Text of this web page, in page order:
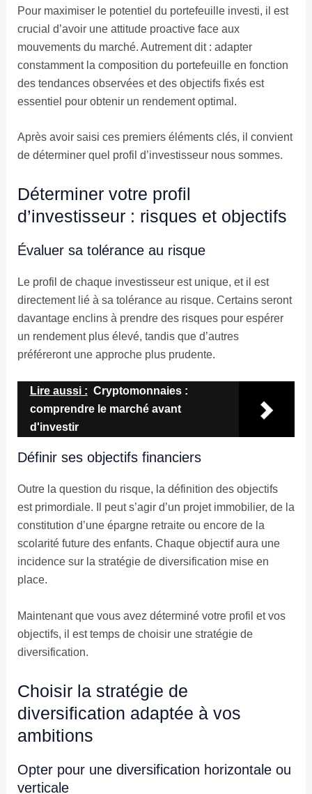
Pour maximiser le potentiel du portefeuille investi, il est
crucial d’avoir une attitude proactive face aux
mouvements du marché. Autrement dit : adapter
constamment la composition du portefeuille en fonction
des tendances observées et des objectifs fixés est
essentiel pour obtenir un rendement optimal.
Après avoir saisi ces premiers éléments clés, il convient
de déterminer quel profil d’investisseur nous sommes.
Déterminer votre profil
d’investisseur : risques et objectifs
Évaluer sa tolérance au risque
Le profil de chaque investisseur est unique, et il est
directement lié à sa tolérance au risque. Certains seront
davantage enclins à prendre des risques pour espérer
un rendement plus élevé, tandis que d’autres
préféreront une approche plus prudente.
Lire aussi : Cryptomonnaies :
comprendre le marché avant
d'investir
Définir ses objectifs financiers
Outre la question du risque, la définition des objectifs
est primordiale. Il peut s’agir d’un projet immobilier, de la
constitution d’une épargne retraite ou encore de la
scolarité future des enfants. Chaque objectif aura une
incidence sur la stratégie de diversification mise en
place.
Maintenant que vous avez déterminé votre profil et vos
objectifs, il est temps de choisir une stratégie de
diversification.
Choisir la stratégie de
diversification adaptée à vos
ambitions
Opter pour une diversification horizontale ou
verticale